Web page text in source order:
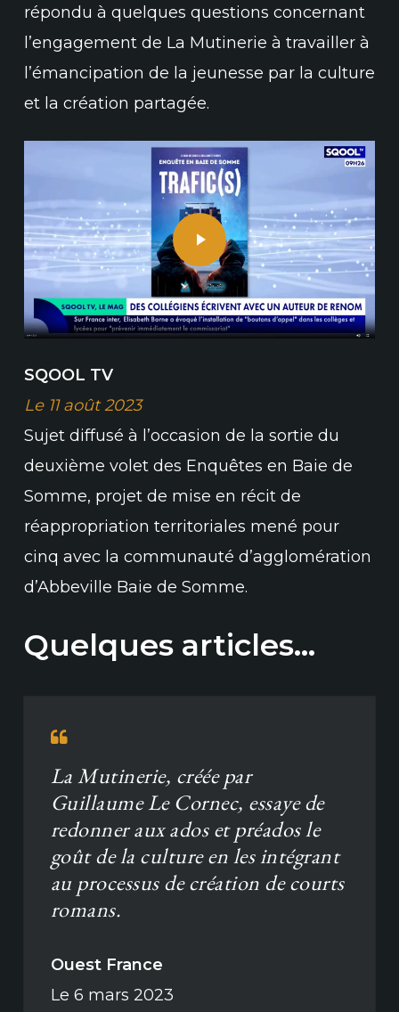
répondu à quelques questions concernant
l’engagement de La Mutinerie à travailler à
l’émancipation de la jeunesse par la culture
et la création partagée.
Play Video
SQOOL TV
Le 11 août 2023
Sujet diffusé à l’occasion de la sortie du
deuxième volet des Enquêtes en Baie de
Somme, projet de mise en récit de
réappropriation territoriales mené pour
cinq avec la communauté d’agglomération
d’Abbeville Baie de Somme.
Quelques articles…
La Mutinerie, créée par
Guillaume Le Cornec, essaye de
redonner aux ados et préados le
goût de la culture en les intégrant
au processus de création de courts
romans.
Ouest France
Le 6 mars 2023